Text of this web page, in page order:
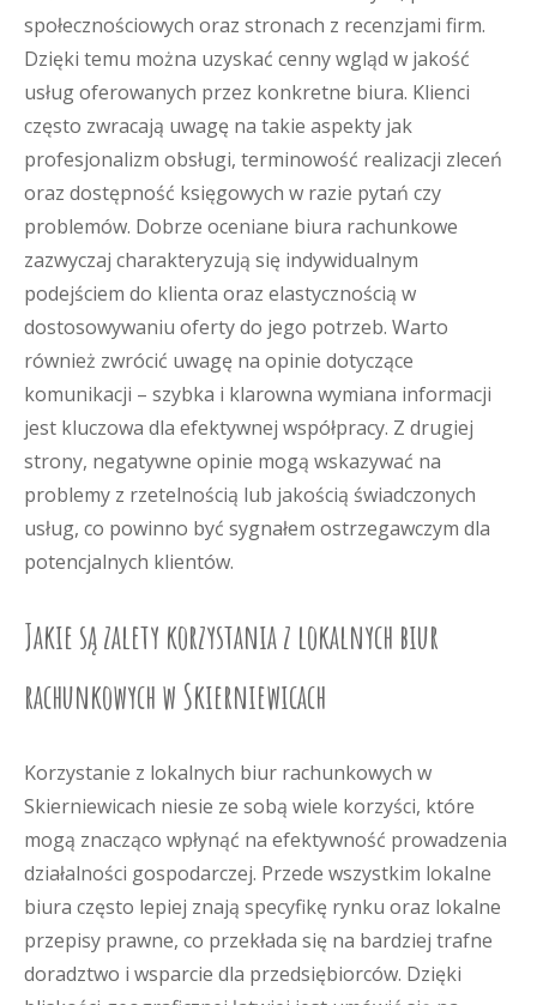
społecznościowych oraz stronach z recenzjami firm.
Dzięki temu można uzyskać cenny wgląd w jakość
usług oferowanych przez konkretne biura. Klienci
często zwracają uwagę na takie aspekty jak
profesjonalizm obsługi, terminowość realizacji zleceń
oraz dostępność księgowych w razie pytań czy
problemów. Dobrze oceniane biura rachunkowe
zazwyczaj charakteryzują się indywidualnym
podejściem do klienta oraz elastycznością w
dostosowywaniu oferty do jego potrzeb. Warto
również zwrócić uwagę na opinie dotyczące
komunikacji – szybka i klarowna wymiana informacji
jest kluczowa dla efektywnej współpracy. Z drugiej
strony, negatywne opinie mogą wskazywać na
problemy z rzetelnością lub jakością świadczonych
usług, co powinno być sygnałem ostrzegawczym dla
potencjalnych klientów.
Jakie są zalety korzystania z lokalnych biur
rachunkowych w Skierniewicach
Korzystanie z lokalnych biur rachunkowych w
Skierniewicach niesie ze sobą wiele korzyści, które
mogą znacząco wpłynąć na efektywność prowadzenia
działalności gospodarczej. Przede wszystkim lokalne
biura często lepiej znają specyfikę rynku oraz lokalne
przepisy prawne, co przekłada się na bardziej trafne
doradztwo i wsparcie dla przedsiębiorców. Dzięki